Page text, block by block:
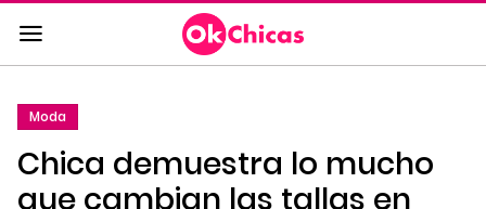
Saltar
al
contenido
a
la
Moda
Chica demuestra lo mucho
que cambian las tallas en